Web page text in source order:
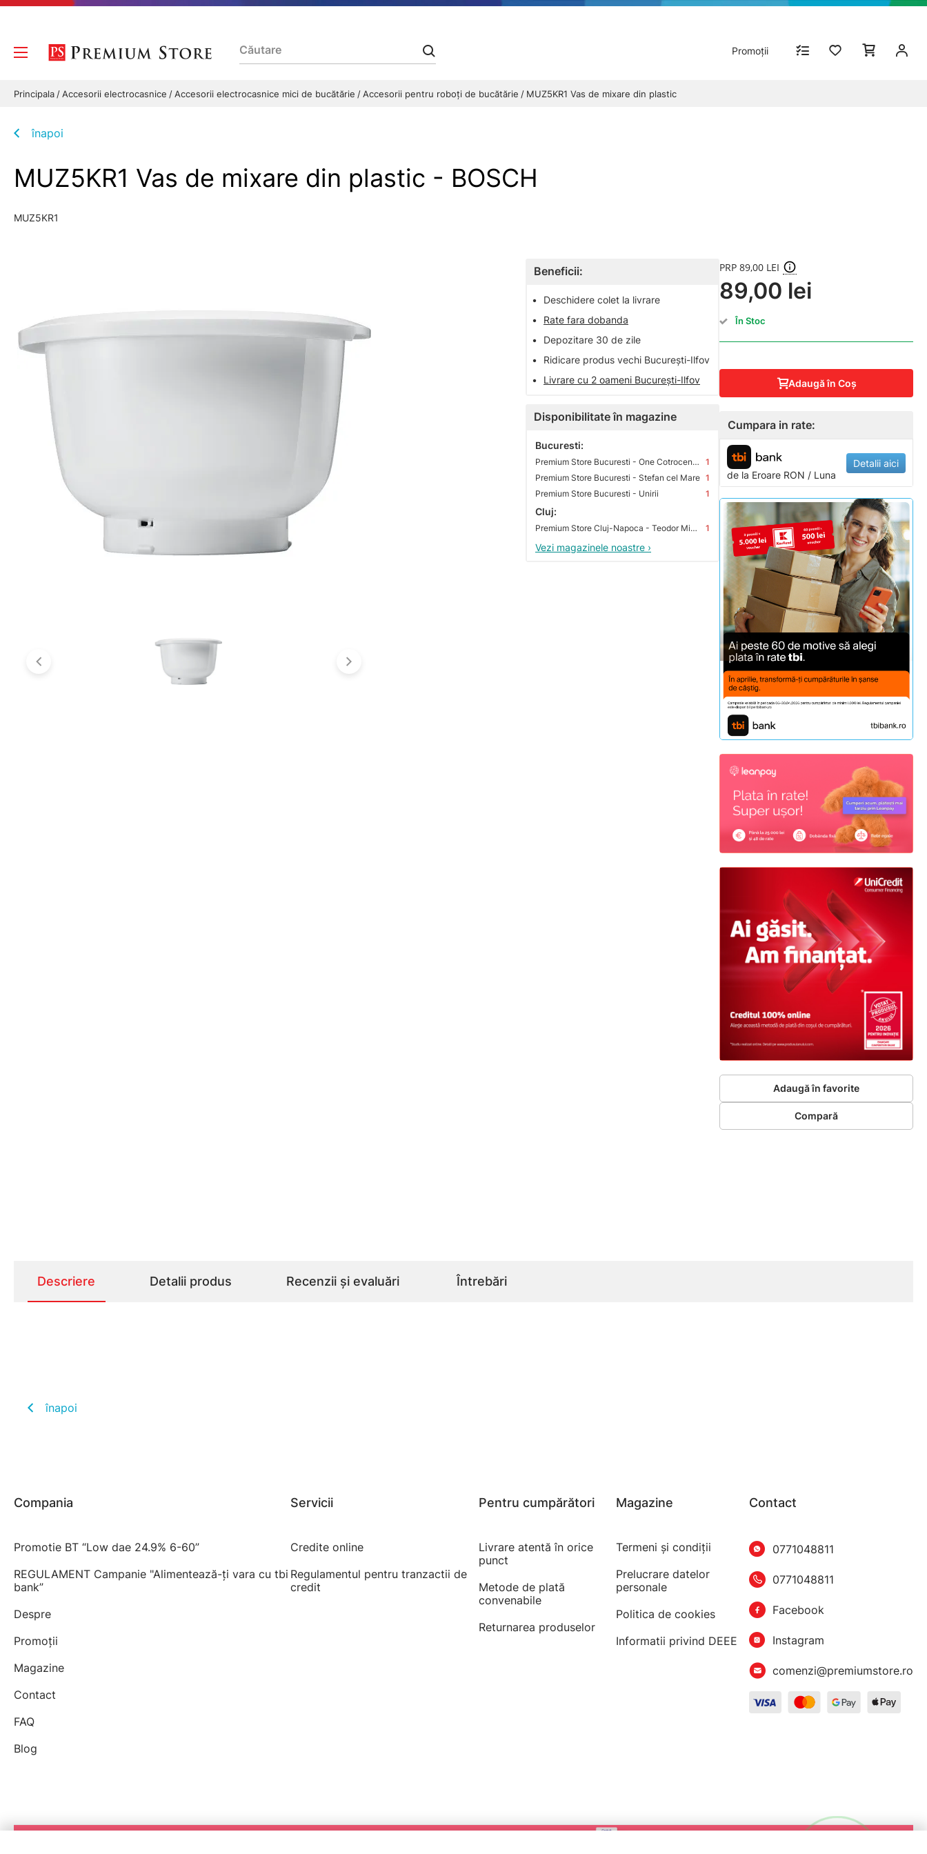
Promoții
Principala Accesorii electrocasnice Accesorii electrocasnice mici de bucătărie Accesorii pentru roboți de bucătărie MUZ5KR1 Vas de mixare din plastic
înapoi
MUZ5KR1 Vas de mixare din plastic - BOSCH
MUZ5KR1
Beneficii:
•
Deschidere colet la livrare
•
Rate fara dobanda
•
Depozitare 30 de zile
•
Ridicare produs vechi București-Ilfov
•
Livrare cu 2 oameni București-Ilfov
Disponibilitate în magazine
Bucuresti:
Premium Store Bucuresti - One Cotroceni Park
1
Premium Store Bucuresti - Stefan cel Mare 1
Premium Store Bucuresti - Unirii
1
Cluj:
Premium Store Cluj-Napoca - Teodor Mihali 1
Vezi magazinele noastre ›
PRP 89,00 LEI
89,00 lei
În Stoc
Adaugă în Coş
Cumpara in rate:
de la Eroare RON / Luna
Detalii aici
Adaugă în favorite
Compară
Descriere Detalii produs Recenzii și evaluări Întrebări
înapoi
Compania
Promotie BT “Low dae 24.9% 6-60”
REGULAMENT Campanie "Alimentează-ți vara cu tbi
bank”
Despre
Promoții
Magazine
Contact
FAQ
Blog
Servicii
Credite online
Regulamentul pentru tranzactii de
credit
Pentru cumpărători
Livrare atentă în orice
punct
Metode de plată
convenabile
Returnarea produselor
Magazine
Termeni şi condiţii
Prelucrare datelor
personale
Politica de cookies
Informatii privind DEEE
Contact
0771048811
0771048811
Facebook
Instagram
comenzi@premiumstore.ro